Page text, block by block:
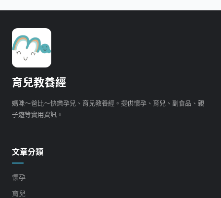
育兒教養經
媽咪～爸比～快樂孕兒、育兒教養經。提供懷孕、育兒、副食品、親
子遊等實用資訊。
文章分類
懷孕
育兒